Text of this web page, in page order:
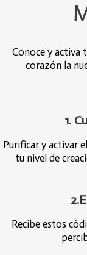
Conoce y activa
corazón la
1.
Purificar y activar
tu nivel de
Recibe estos